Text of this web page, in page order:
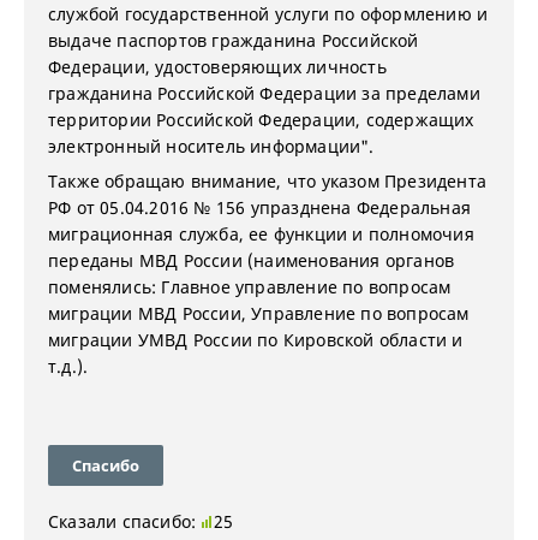
службой государственной услуги по оформлению и
выдаче паспортов гражданина Российской
Федерации, удостоверяющих личность
гражданина Российской Федерации за пределами
территории Российской Федерации, содержащих
электронный носитель информации".
Также обращаю внимание, что указом Президента
РФ от 05.04.2016 № 156 упразднена Федеральная
миграционная служба, ее функции и полномочия
переданы МВД России (наименования органов
поменялись: Главное управление по вопросам
миграции МВД России,Управление по вопросам
миграции УМВД России по Кировской области и
т.д.).
Спасибо
Сказали спасибо: 25